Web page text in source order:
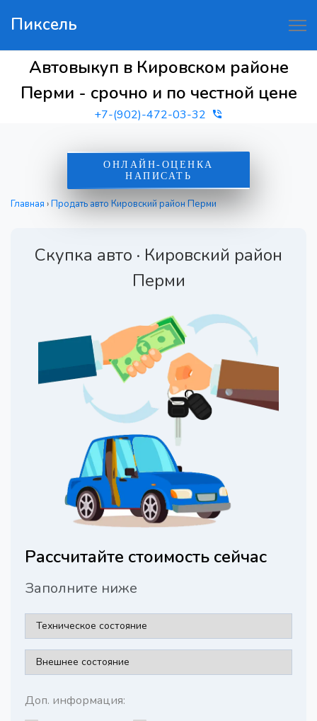
Пиксель
Автовыкуп в Кировском районе
Перми - срочно и по честной цене
+7-(902)-472-03-32
ОНЛАЙН-ОЦЕНКА
НАПИСАТЬ
Главная ›Продать авто Кировский район Перми
Скупка авто · Кировский район
Перми
Рассчитайте стоимость сейчас
Заполните ниже
Доп. информация: